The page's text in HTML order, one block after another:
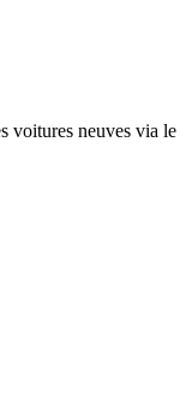
voitures neuves via le